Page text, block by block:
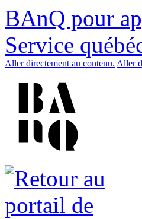
BAnQ pour
Service
Aller directement au contenu. Aller